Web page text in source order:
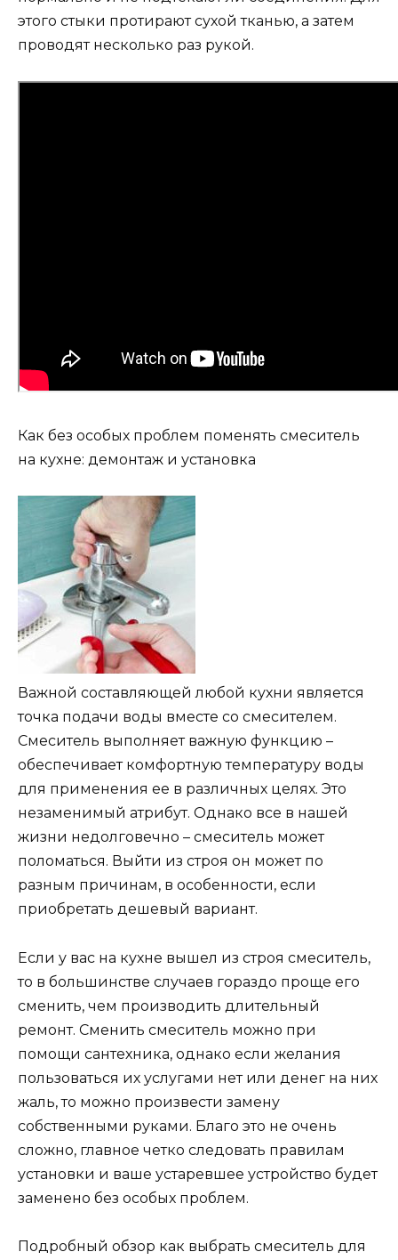
этого стыки протирают сухой тканью, а затем
проводят несколько раз рукой.
Как без особых проблем поменять смеситель
на кухне: демонтаж и установка
Важной составляющей любой кухни является
точка подачи воды вместе со смесителем.
Смеситель выполняет важную функцию –
обеспечивает комфортную температуру воды
для применения ее в различных целях. Это
незаменимый атрибут. Однако все в нашей
жизни недолговечно – смеситель может
поломаться. Выйти из строя он может по
разным причинам, в особенности, если
приобретать дешевый вариант.
Если у вас на кухне вышел из строя смеситель,
то в большинстве случаев гораздо проще его
сменить, чем производить длительный
ремонт. Сменить смеситель можно при
помощи сантехника, однако если желания
пользоваться их услугами нет или денег на них
жаль, то можно произвести замену
собственными руками. Благо это не очень
сложно, главное четко следовать правилам
установки и ваше устаревшее устройство будет
заменено без особых проблем.
Подробный обзор как выбрать смеситель для